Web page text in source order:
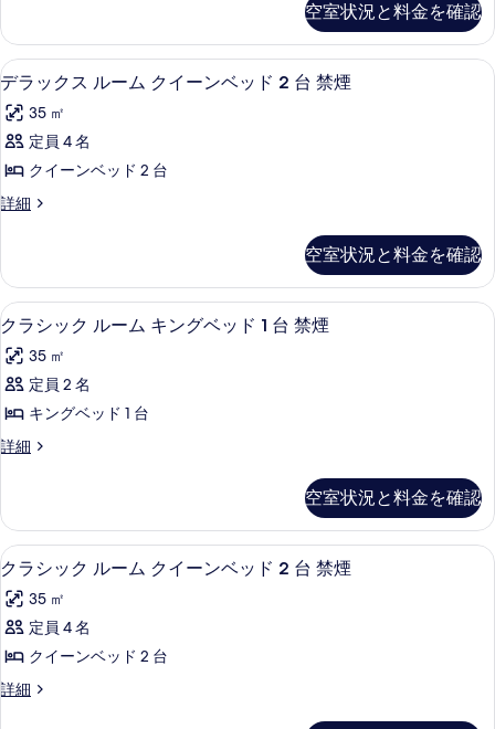
件
キ
ン
グ
ベ
ッ
ド
1
煙
の
す
べ
て
の
写
を
表
示
す
る
ス
ル
ー
キ
ン
ベ
ッ
ド
禁
の
詳
細
空室状況と料金を確認
デ
ラ
ッ
ク
ル
ム
ク
イ
ー
ン
ベ
ッ
台
禁
煙
の
す
べ
て
セーフティボックス (室内)、デスク
5
デラックス ルーム クイーンベッド 2 台 禁煙
35 ㎡
定員 4 名
クイーンベッド 2 台
詳細
デ
ス
ル
ー
ク
イ
ン
ベ
ッ
台
煙
の
詳
細
空室状況と料金を確認
ク
ラ
シ
ッ
ル
ム
キ
ン
グ
ベ
ッ
ド
セーフティボックス (室内)、デスク
6
クラシック ルーム キングベッド 1 台 禁煙
35 ㎡
定員 2 名
キングベッド 1 台
詳細
ク
ク
ル
ー
キ
ン
ベ
ッ
ド
空室状況と料金を確認
ク
ラ
シ
ッ
ル
セーフティボックス (室内)、デスク
4
クラシック ルーム クイーンベッド 2 台 禁煙
35 ㎡
定員 4 名
クイーンベッド 2 台
詳細
ク